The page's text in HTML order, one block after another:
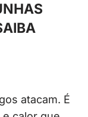
atacam. É